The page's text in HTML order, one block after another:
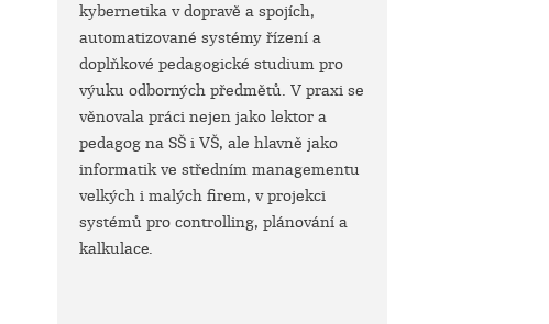
kybernetika v dopravě a spojích,
automatizované systémy řízení a
doplňkové pedagogické studium pro
výuku odborných předmětů. V praxi se
věnovala práci nejen jako lektor a
pedagog na SŠ i VŠ, ale hlavně jako
informatik ve středním managementu
velkých i malých firem, v projekci
systémů pro controlling, plánování a
kalkulace.